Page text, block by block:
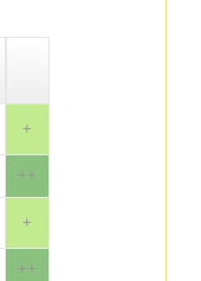
+
++
+
++